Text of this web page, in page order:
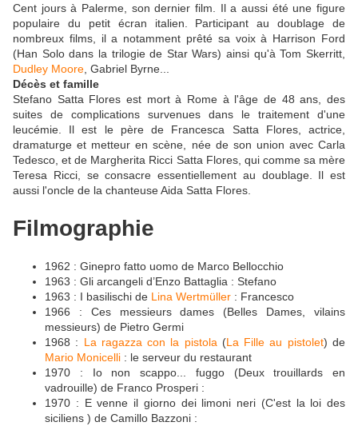
Cent jours à Palerme, son dernier film. Il a aussi été une figure
populaire du petit écran italien. Participant au doublage de
nombreux films, il a notamment prêté sa voix à Harrison Ford
(Han Solo dans la trilogie de Star Wars) ainsi qu'à Tom Skerritt,
Dudley Moore , Gabriel Byrne...
Décès et famille
Stefano Satta Flores est mort à Rome à l'âge de 48 ans, des
suites de complications survenues dans le traitement d'une
leucémie. Il est le père de Francesca Satta Flores, actrice,
dramaturge et metteur en scène, née de son union avec Carla
Tedesco, et de Margherita Ricci Satta Flores, qui comme sa mère
Teresa Ricci, se consacre essentiellement au doublage. Il est
aussi l'oncle de la chanteuse Aida Satta Flores.
Filmographie
1962 : Ginepro fatto uomo de Marco Bellocchio
1963 : Gli arcangeli d’Enzo Battaglia : Stefano
1963 : I basilischi de Lina Wertmüller : Francesco
1966 : Ces messieurs dames (Belles Dames, vilains
messieurs) de Pietro Germi
1968 : La ragazza con la pistola (La Fille au pistolet) de
Mario Monicelli : le serveur du restaurant
1970 : Io non scappo... fuggo (Deux trouillards en
vadrouille) de Franco Prosperi :
1970 : E venne il giorno dei limoni neri (C'est la loi des
siciliens ) de Camillo Bazzoni :